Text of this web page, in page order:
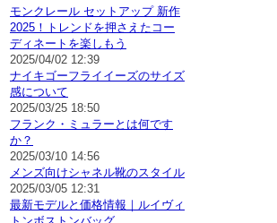
モンクレール セットアップ 新作
2025！トレンドを押さえたコー
ディネートを楽しもう
2025/04/02 12:39
ナイキゴーフライイーズのサイズ
感について
2025/03/25 18:50
フランク・ミュラーとは何です
か？
2025/03/10 14:56
メンズ向けシャネル靴のスタイル
2025/03/05 12:31
最新モデルと価格情報｜ルイヴィ